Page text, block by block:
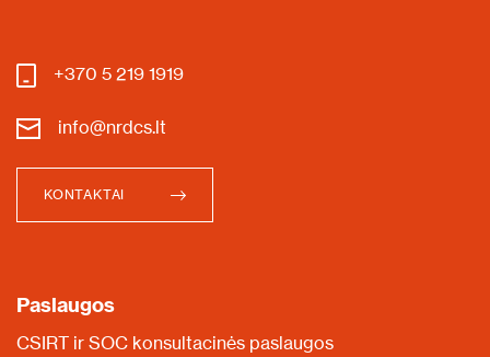
+370 5 219 1919
info@nrdcs.lt
KONTAKTAI
Paslaugos
CSIRT ir SOC konsultacinės paslaugos